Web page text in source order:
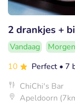
2 drankjes +
Vandaag Morgen
10
Perfect • 7
ChiChi's Bar
Apeldoorn